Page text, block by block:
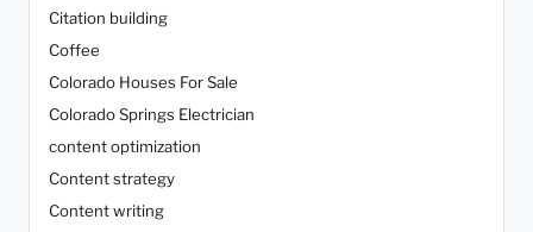
Citation building
Coffee
Colorado Houses For Sale
Colorado Springs Electrician
content optimization
Content strategy
Content writing